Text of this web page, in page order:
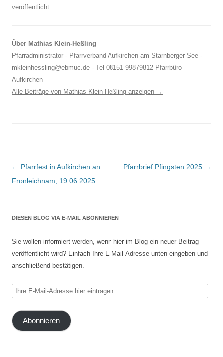
veröffentlicht.
Über Mathias Klein-Heßling
Pfarradministrator - Pfarrverband Aufkirchen am Starnberger See -
mkleinhessling@ebmuc.de - Tel 08151-99879812 Pfarrbüro
Aufkirchen
Alle Beiträge von Mathias Klein-Heßling anzeigen →
Beitragsnavigation
← Pfarrfest in Aufkirchen an
Fronleichnam, 19.06.2025
Pfarrbrief Pfingsten 2025 →
DIESEN BLOG VIA E-MAIL ABONNIEREN
Sie wollen informiert werden, wenn hier im Blog ein neuer Beitrag
veröffentlicht wird? Einfach Ihre E-Mail-Adresse unten eingeben und
anschließend bestätigen.
Ihre
Mail-
Adresse
Abonnieren